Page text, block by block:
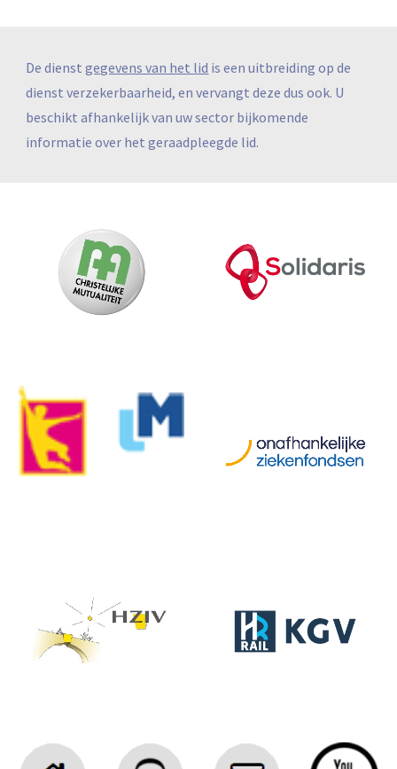
De dienst gegevens van het lid is een uitbreiding op de
dienst verzekerbaarheid, en vervangt deze dus ook. U
beschikt afhankelijk van uw sector bijkomende
informatie over het geraadpleegde lid.